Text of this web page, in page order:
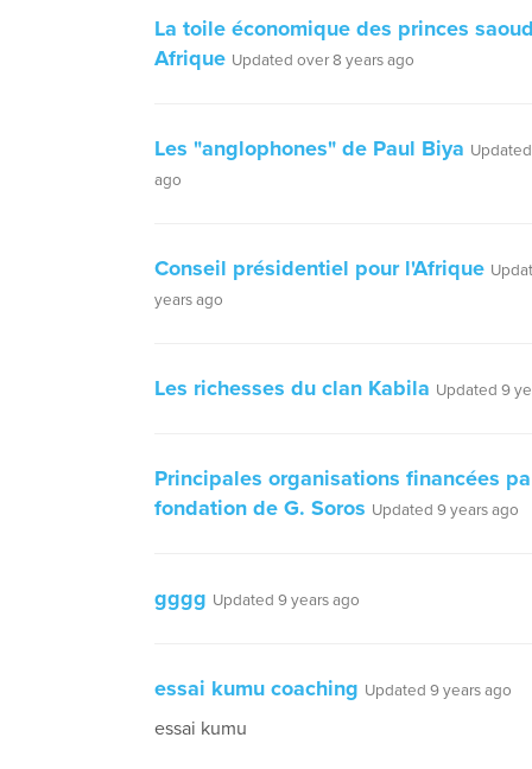
La toile économique des princes
Afrique Updated over 8 years ago
Les "anglophones" de Paul Biya
ago
Conseil présidentiel pour l'Afrique
years ago
Les richesses du clan Kabila Updated 9
Principales organisations financées
fondation de G. Soros Updated 9 years ago
gggg Updated 9 years ago
essai kumu coaching Updated 9 years ago
essai kumu